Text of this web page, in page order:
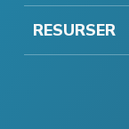
RESURSER